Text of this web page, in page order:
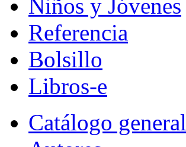
Niños y Jóvenes
Referencia
Bolsillo
Libros-e
Catálogo general